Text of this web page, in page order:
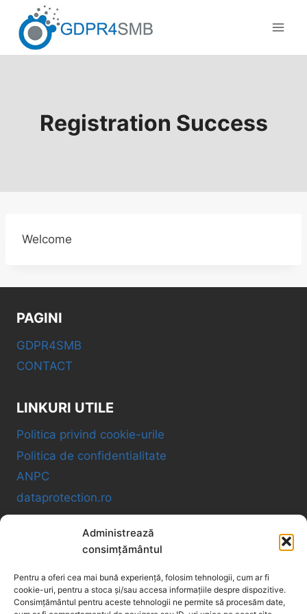
Administrează
consimțământul
Pentru a oferi cea mai bună experiență, folosim tehnologii, cum ar fi
cookie-uri, pentru a stoca și/sau accesa informațiile despre dispozitive.
Consimțământul pentru aceste tehnologii ne permite să procesăm date,
content
Registration Success
Welcome
PAGINI
GDPR4SMB
CONTACT
LINKURI UTILE
Politica privind cookie-urile
Politica de confidentialitate
ANPC
dataprotection.ro
GDPR4SMB OÜ
VAT ID: EE102534005